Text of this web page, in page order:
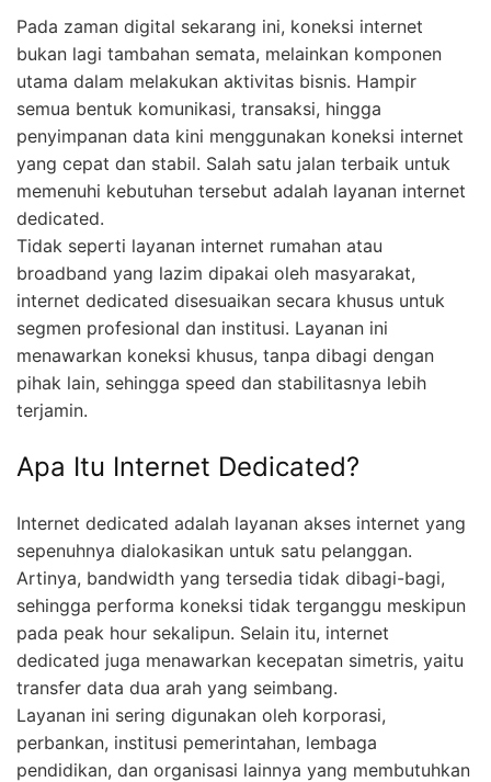
Pada zaman digital sekarang ini, koneksi internet
bukan lagi tambahan semata, melainkan komponen
utama dalam melakukan aktivitas bisnis. Hampir
semua bentuk komunikasi, transaksi, hingga
penyimpanan data kini menggunakan koneksi internet
yang cepat dan stabil. Salah satu jalan terbaik untuk
memenuhi kebutuhan tersebut adalah layanan internet
dedicated.
Tidak seperti layanan internet rumahan atau
broadband yang lazim dipakai oleh masyarakat,
internet dedicated disesuaikan secara khusus untuk
segmen profesional dan institusi. Layanan ini
menawarkan koneksi khusus, tanpa dibagi dengan
pihak lain, sehingga speed dan stabilitasnya lebih
terjamin.
Apa Itu Internet Dedicated?
Internet dedicated adalah layanan akses internet yang
sepenuhnya dialokasikan untuk satu pelanggan.
Artinya, bandwidth yang tersedia tidak dibagi-bagi,
sehingga performa koneksi tidak terganggu meskipun
pada peak hour sekalipun. Selain itu, internet
dedicated juga menawarkan kecepatan simetris, yaitu
transfer data dua arah yang seimbang.
Layanan ini sering digunakan oleh korporasi,
perbankan, institusi pemerintahan, lembaga
pendidikan, dan organisasi lainnya yang membutuhkan